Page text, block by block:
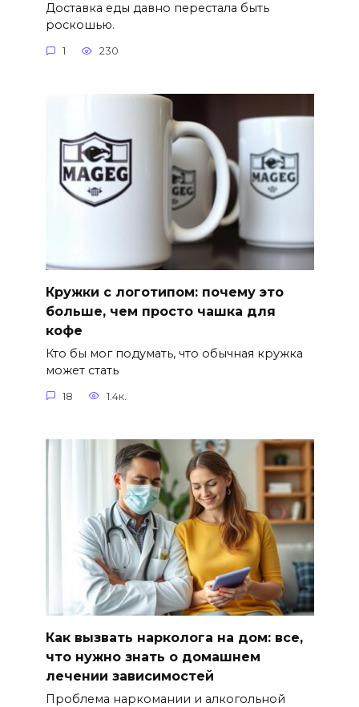
Доставка еды давно перестала быть
роскошью.
1 230
Кружки с логотипом: почему это
больше, чем просто чашка для
кофе
Кто бы мог подумать, что обычная кружка
может стать
18 1.4к.
Как вызвать нарколога на дом: все,
что нужно знать о домашнем
лечении зависимостей
Проблема наркомании и алкогольной